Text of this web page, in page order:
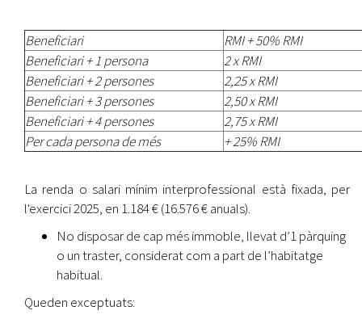
Beneficiari
RMI + 50% RMI
Beneficiari + 1 persona
2 x RMI
Beneficiari + 2 persones
2,25 x RMI
Beneficiari + 3 persones
2,50 x RMI
Beneficiari + 4 persones
2,75 x RMI
Per cada persona de més
+ 25% RMI
La renda o salari mínim interprofessional està fixada, per
l'exercici 2025, en 1.184 € (16.576 € anuals).
No disposar de cap més immoble, llevat d’1 pàrquing
o un traster, considerat com a part de l’habitatge
habitual.
Queden exceptuats: